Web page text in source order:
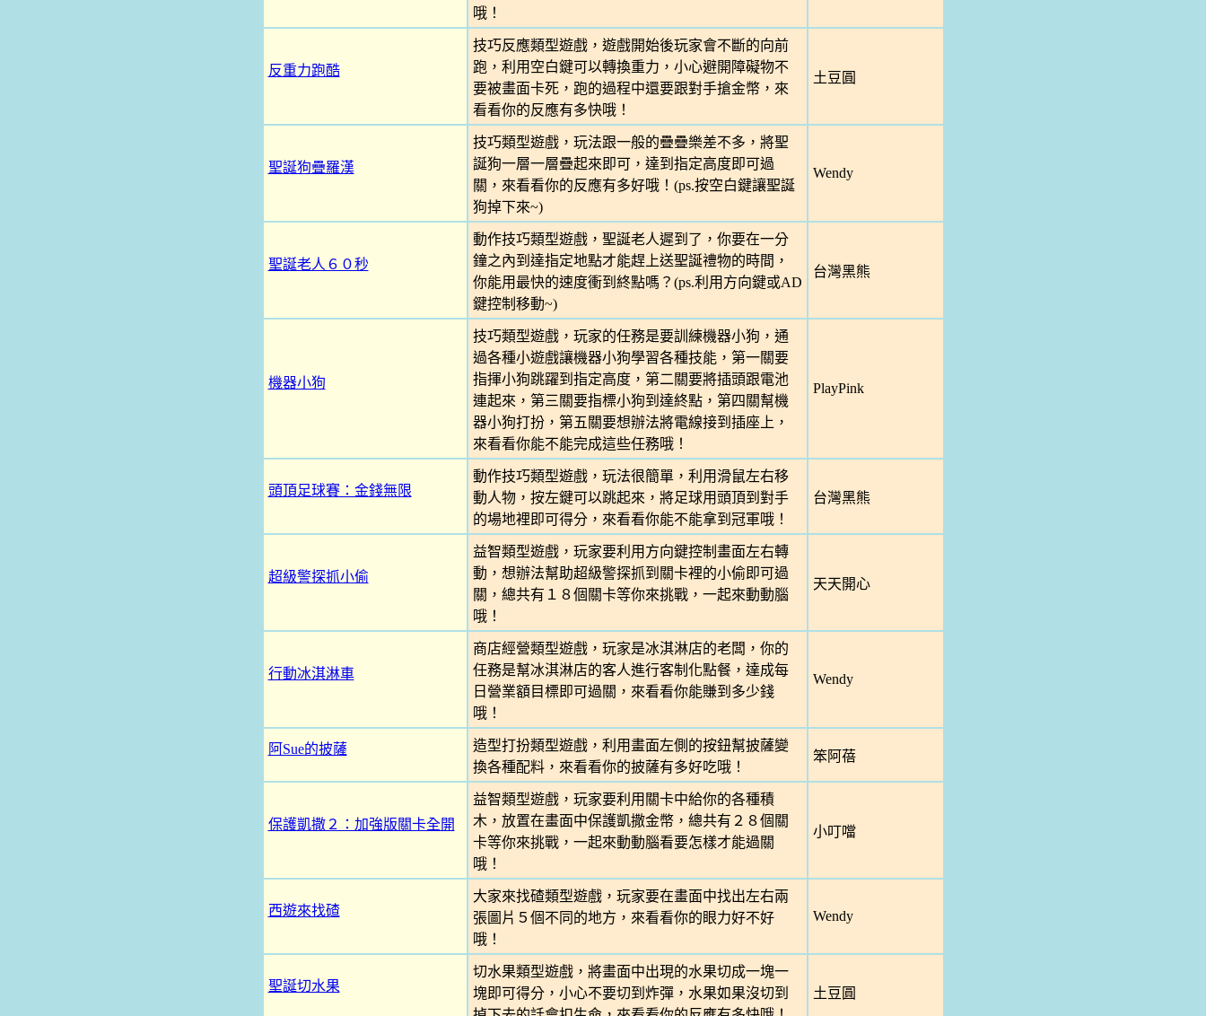
哦！
反重力跑酷
技巧反應類型遊戲，遊戲開始後玩家會不斷的向前
跑，利用空白鍵可以轉換重力，小心避開障礙物不
要被畫面卡死，跑的過程中還要跟對手搶金幣，來
看看你的反應有多快哦！
土豆圓
聖誕狗疊羅漢
技巧類型遊戲，玩法跟一般的疊疊樂差不多，將聖
誕狗一層一層疊起來即可，達到指定高度即可過
關，來看看你的反應有多好哦！(ps.按空白鍵讓聖誕
狗掉下來~)
Wendy
聖誕老人６０秒
動作技巧類型遊戲，聖誕老人遲到了，你要在一分
鐘之內到達指定地點才能趕上送聖誕禮物的時間，
你能用最快的速度衝到終點嗎？(ps.利用方向鍵或AD
鍵控制移動~)
台灣黑熊
機器小狗
技巧類型遊戲，玩家的任務是要訓練機器小狗，通
過各種小遊戲讓機器小狗學習各種技能，第一關要
指揮小狗跳躍到指定高度，第二關要將插頭跟電池
連起來，第三關要指標小狗到達終點，第四關幫機
器小狗打扮，第五關要想辦法將電線接到插座上，
來看看你能不能完成這些任務哦！
PlayPink
頭頂足球賽：金錢無限
動作技巧類型遊戲，玩法很簡單，利用滑鼠左右移
動人物，按左鍵可以跳起來，將足球用頭頂到對手
的場地裡即可得分，來看看你能不能拿到冠軍哦！
台灣黑熊
超級警探抓小偷
益智類型遊戲，玩家要利用方向鍵控制畫面左右轉
動，想辦法幫助超級警探抓到關卡裡的小偷即可過
關，總共有１８個關卡等你來挑戰，一起來動動腦
哦！
天天開心
行動冰淇淋車
商店經營類型遊戲，玩家是冰淇淋店的老闆，你的
任務是幫冰淇淋店的客人進行客制化點餐，達成每
日營業額目標即可過關，來看看你能賺到多少錢
哦！
Wendy
阿Sue的披薩
造型打扮類型遊戲，利用畫面左側的按鈕幫披薩變
換各種配料，來看看你的披薩有多好吃哦！
笨阿蓓
保護凱撒２：加強版關卡全開
益智類型遊戲，玩家要利用關卡中給你的各種積
木，放置在畫面中保護凱撒金幣，總共有２８個關
卡等你來挑戰，一起來動動腦看要怎樣才能過關
哦！
小叮噹
西遊來找碴
大家來找碴類型遊戲，玩家要在畫面中找出左右兩
張圖片５個不同的地方，來看看你的眼力好不好
哦！
Wendy
聖誕切水果
切水果類型遊戲，將畫面中出現的水果切成一塊一
塊即可得分，小心不要切到炸彈，水果如果沒切到
土豆圓